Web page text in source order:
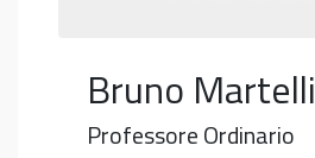
Bruno Martelli
Professore Ordinario